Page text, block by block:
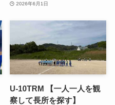
2026年6月1日
U-10TRM 【一人一人を観
察して長所を探す】